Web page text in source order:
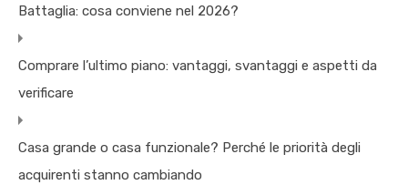
Battaglia: cosa conviene nel 2026?
Comprare l’ultimo piano: vantaggi, svantaggi e aspetti da
verificare
Casa grande o casa funzionale? Perché le priorità degli
acquirenti stanno cambiando